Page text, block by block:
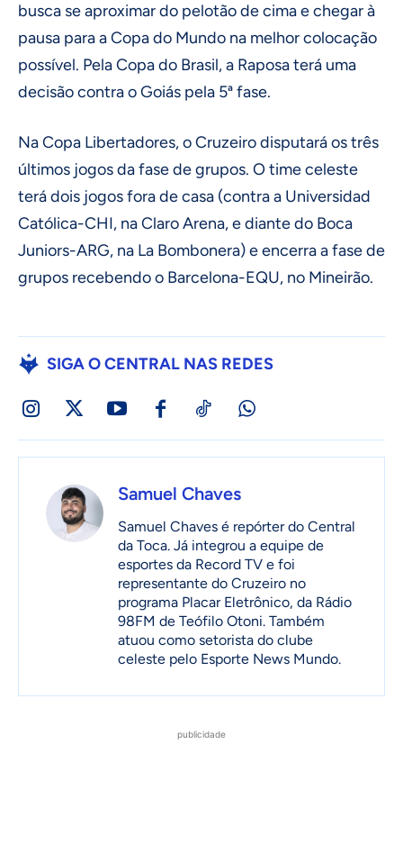
busca se aproximar do pelotão de cima e chegar à
pausa para a Copa do Mundo na melhor colocação
possível. Pela Copa do Brasil, a Raposa terá uma
decisão contra o Goiás pela 5ª fase.
Na Copa Libertadores, o Cruzeiro disputará os três
últimos jogos da fase de grupos. O time celeste
terá dois jogos fora de casa (contra a Universidad
Católica-CHI, na Claro Arena, e diante do Boca
Juniors-ARG, na La Bombonera) e encerra a fase de
grupos recebendo o Barcelona-EQU, no Mineirão.
SIGA O CENTRAL NAS REDES
Samuel Chaves
Samuel Chaves é repórter do Central
da Toca. Já integrou a equipe de
esportes da Record TV e foi
representante do Cruzeiro no
programa Placar Eletrônico, da Rádio
98FM de Teófilo Otoni. Também
atuou como setorista do clube
celeste pelo Esporte News Mundo.
publicidade